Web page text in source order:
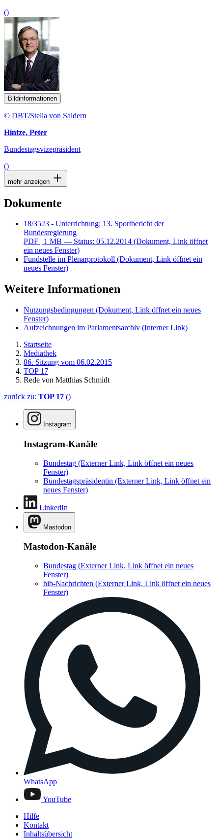
()
Bildinformationen
© DBT/Stella von Saldern
Hintze, Peter
Bundestagsvizepräsident
()
mehr anzeigen
Dokumente
18/3523 - Unterrichtung: 13. Sportbericht der
Bundesregierung
PDF | 1 MB — Status: 05.12.2014 (Dokument, Link öffnet
ein neues Fenster)
Fundstelle im Plenarprotokoll (Dokument, Link öffnet ein
neues Fenster)
Weitere Informationen
Nutzungsbedingungen (Dokument, Link öffnet ein neues
Fenster)
Aufzeichnungen im Parlamentsarchiv (Interner Link)
Startseite
Mediathek
86. Sitzung vom 06.02.2015
TOP 17
Rede von Matthias Schmidt
zurück zu: TOP 17 ()
Instagram
Instagram-Kanäle
Bundestag (Externer Link, Link öffnet ein neues
Fenster)
Bundestagspräsidentin (Externer Link, Link öffnet ein
neues Fenster)
LinkedIn
Mastodon
Mastodon-Kanäle
Bundestag (Externer Link, Link öffnet ein neues
Fenster)
hib-Nachrichten (Externer Link, Link öffnet ein neues
Fenster)
WhatsApp
YouTube
Hilfe
Kontakt
Inhaltsübersicht